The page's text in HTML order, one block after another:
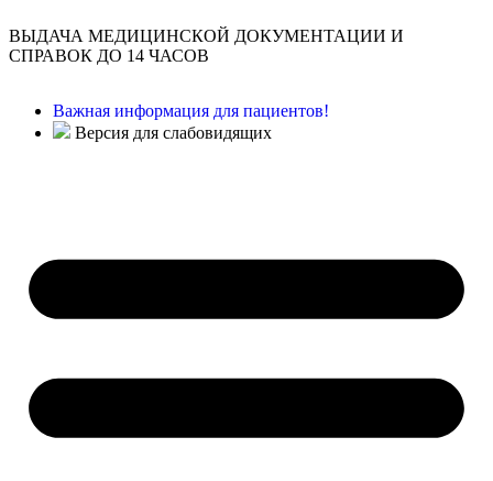
ВЫДАЧА МЕДИЦИНСКОЙ ДОКУМЕНТАЦИИ И
СПРАВОК ДО 14 ЧАСОВ
Важная информация для пациентов!
Версия для слабовидящих